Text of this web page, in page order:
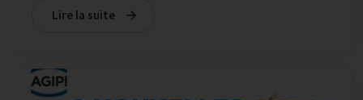
Lire la suite